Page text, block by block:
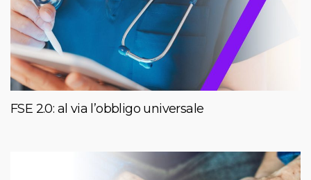
FSE 2.0: al via l’obbligo universale